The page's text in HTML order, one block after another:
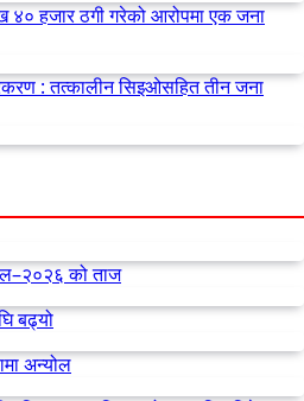
४० हजार ठगी गरेको आरोपमा एक जना
: तत्कालीन सिइओसहित तीन जना
को ताज
बढ्यो
अन्योल